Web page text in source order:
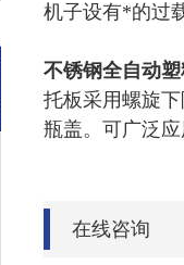
机子设有*的过
不锈钢全自动
托板采用螺旋
瓶盖。 可广泛
在线咨询